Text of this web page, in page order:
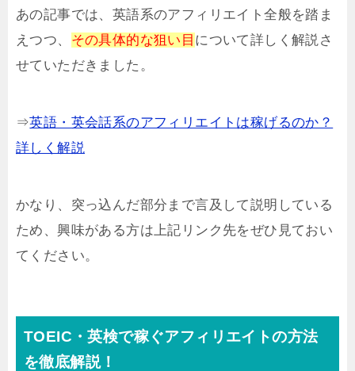
あの記事では、英語系のアフィリエイト全般を踏ま
えつつ、 その具体的な狙い目 について詳しく解説さ
せていただきました。
⇒英語・英会話系のアフィリエイトは稼げるのか？
詳しく解説
かなり、突っ込んだ部分まで言及して説明している
ため、興味がある方は上記リンク先をぜひ見ておい
てください。
TOEIC・英検で稼ぐアフィリエイトの方法
を徹底解説！